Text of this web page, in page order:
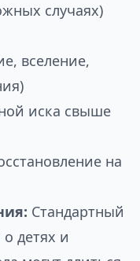
случаях)
вселение,
иска свыше
на
Стандартный
детях и